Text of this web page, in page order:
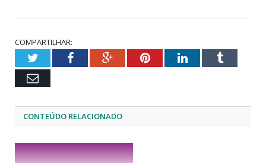
COMPARTILHAR:
TwitterFacebookGoogle+PinterestLinkedInTumblr
Email
CONTEÚDO RELACIONADO